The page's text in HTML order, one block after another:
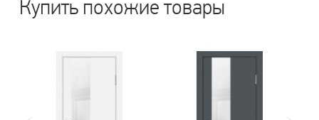
Купить похожие товары